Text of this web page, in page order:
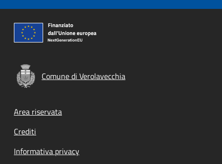
Comune di Verolavecchia
Footer menu
Area riservata
Crediti
Informativa privacy